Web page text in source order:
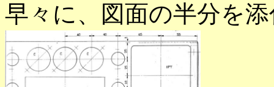
早々に、図面の半分を